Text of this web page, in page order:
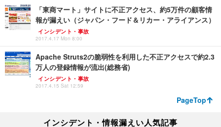
「東商マート」サイトに不正アクセス、約5万件の顧客情
報が漏えい（ジャパン・フード＆リカー・アライアンス）
インシデント・事故
2017.4.17 Mon 8:00
Apache Struts2の脆弱性を利用した不正アクセスで約2.3
万人の登録情報が流出(総務省)
インシデント・事故
2017.4.15 Sat 12:59
PageTop
インシデント・情報漏えい人気記事